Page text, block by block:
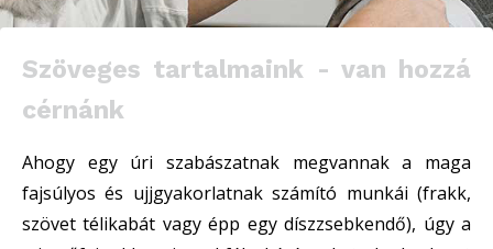
Szöveges tartalmaink - van hozzá
cérnánk
Ahogy egy úri szabászatnak megvannak a maga
fajsúlyos és ujjgyakorlatnak számító munkái (frakk,
szövet télikabát vagy épp egy díszzsebkendő), úgy a